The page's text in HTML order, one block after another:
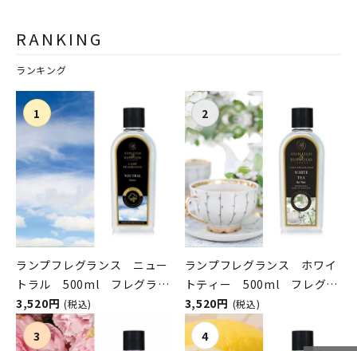
RANKING
ランキング
ランプフレグランス ニュー
トラル 500ml フレグラン
スランプ用オイル
ASHLEIGH&BURWOOD（ア
シュレイアンドバーウッド）
3,520円 (税込)
ランプフレグランス ホワイ
トティー 500ml フレグラ
ンスランプ用オイル
ASHLEIGH&BURWOOD（ア
シュレイアンドバーウッド）
3,520円 (税込)